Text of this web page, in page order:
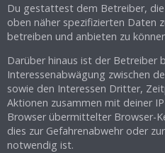
Du gestattest dem Betreiber,
oben näher spezifizierten Daten
betreiben und anbieten zu
Darüber hinaus ist der Betreiber
Interessenabwägung zwischen
sowie den Interessen Dritter,
Aktionen zusammen mit deiner
Browser übermittelter Browser-
dies zur Gefahrenabwehr oder
notwendig ist.